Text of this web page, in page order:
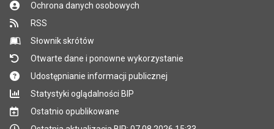
Ochrona danych osobowych
RSS
Słownik skrótów
Otwarte dane i ponowne wykorzystanie
Udostępnianie informacji publicznej
Statystyki oglądalności BIP
Ostatnio opublikowane